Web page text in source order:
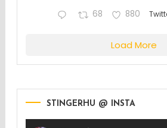
68 880
Load More
STINGERHU @ INSTA